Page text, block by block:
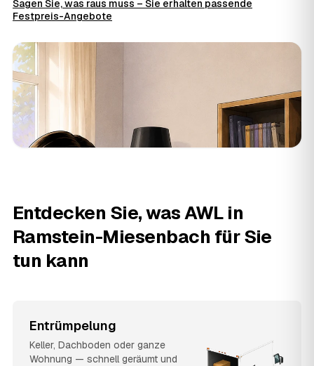
Sagen Sie, was raus muss – Sie erhalten passende
Festpreis-Angebote
Entdecken Sie, was AWL in
Ramstein-Miesenbach für Sie
tun kann
Entrümpelung
Keller, Dachboden oder ganze
Wohnung — schnell geräumt und